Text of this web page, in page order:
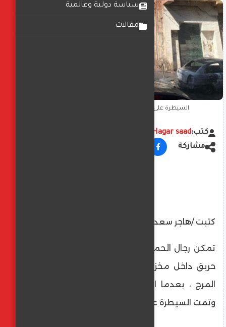
سياسة دولية وعالمية
مقالات
السيطرة على حريق اندلع داخل مخزن فى المرج
كتب:Hagar saad
مشاركة
كتبت /هاجر سعد الدين
تمكن رجال الحماية المدنية من السيطرة على
حريق داخل مخزن بويات ودهانات فى منطقة
المرج ، بعدما انتقلت قوات الحماية المدنية
وتمت السيطرة عليه.